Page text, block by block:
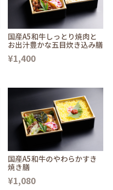
国産A5和牛しっとり焼肉と
お出汁豊かな五目炊き込み膳
¥1,400
国産A5和牛のやわらかすき
焼き膳
¥1,080